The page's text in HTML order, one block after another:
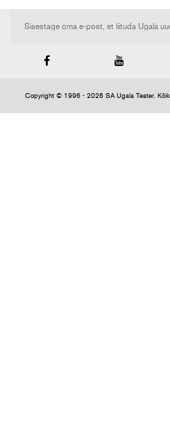
Copyright © 1996 - 2026 SA Ugala Teater.